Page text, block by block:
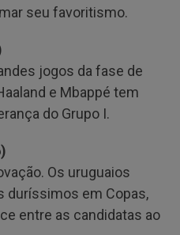
seu favoritismo.
jogos da fase de
e Mbappé tem
do Grupo I.
Os uruguaios
duríssimos em Copas,
entre as candidatas ao